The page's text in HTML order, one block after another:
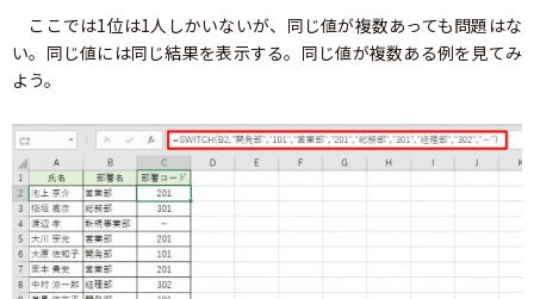
ここでは1位は1人しかいないが、同じ値が複数あっても問題はな
い。同じ値には同じ結果を表示する。同じ値が複数ある例を見てみ
よう。